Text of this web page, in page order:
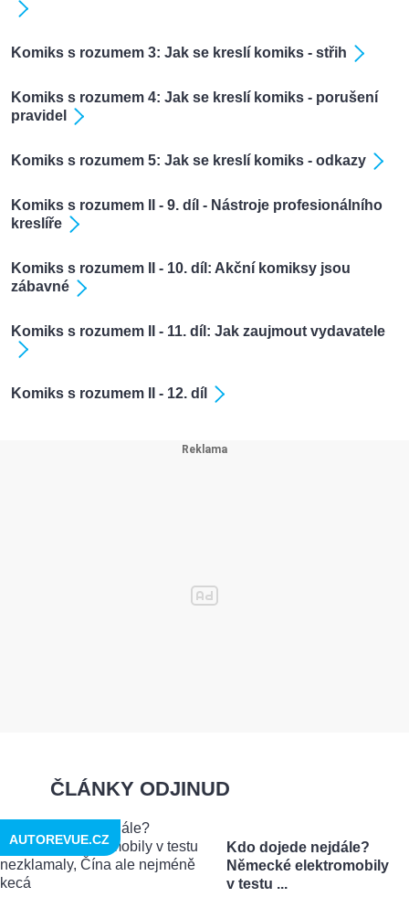
Komiks s rozumem 3: Jak se kreslí komiks - střih
Komiks s rozumem 4: Jak se kreslí komiks - porušení
pravidel
Komiks s rozumem 5: Jak se kreslí komiks - odkazy
Komiks s rozumem II - 9. díl - Nástroje profesionálního
kreslíře
Komiks s rozumem II - 10. díl: Akční komiksy jsou
zábavné
Komiks s rozumem II - 11. díl: Jak zaujmout vydavatele
Komiks s rozumem II - 12. díl
ČLÁNKY ODJINUD
Kdo dojede nejdále?
Německé elektromobily
v testu ...
AUTOREVUE.CZ